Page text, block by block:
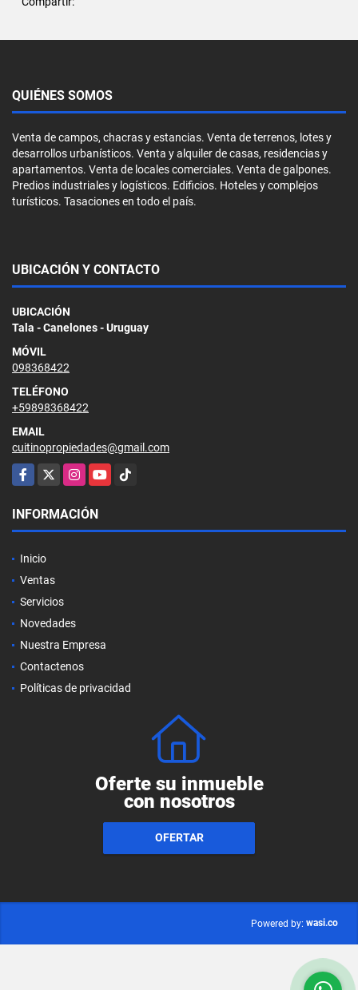
QUIÉNES SOMOS
Venta de campos, chacras y estancias. Venta de terrenos, lotes y
desarrollos urbanísticos. Venta y alquiler de casas, residencias y
apartamentos. Venta de locales comerciales. Venta de galpones.
Predios industriales y logísticos. Edificios. Hoteles y complejos
turísticos. Tasaciones en todo el país.
UBICACIÓN Y CONTACTO
UBICACIÓN
Tala - Canelones - Uruguay
MÓVIL
098368422
TELÉFONO
+59898368422
EMAIL
cuitinopropiedades@gmail.com
Facebook
X InstagramYouTubeTikTok
INFORMACIÓN
Inicio
Ventas
Servicios
Novedades
Nuestra Empresa
Contactenos
Políticas de privacidad
Oferte su inmueble
con nosotros
OFERTAR
Powered by: wasi.co